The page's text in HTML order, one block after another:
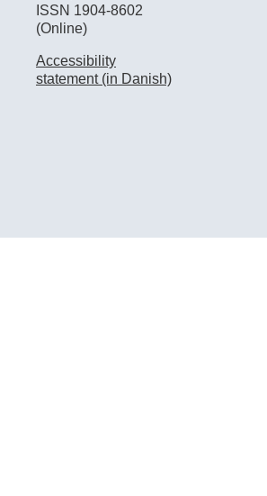
ISSN 1904-8602
(Online)
Accessibility
statement (in Danish)